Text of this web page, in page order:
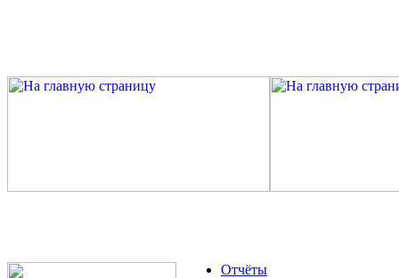
Отчёты